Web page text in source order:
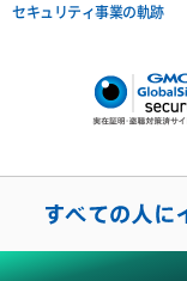
セキュリティ事業の軌跡